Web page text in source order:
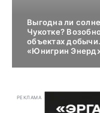
Выгодна ли
Чукотке?
объектах
«Юнигрин
РЕКЛАМА